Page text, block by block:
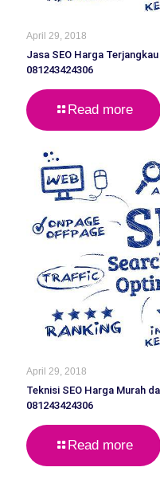
April 29, 2018
Jasa SEO Harga
081243424306
Read more
April 29, 2018
Teknisi SEO Harga Murah
081243424306
Read more